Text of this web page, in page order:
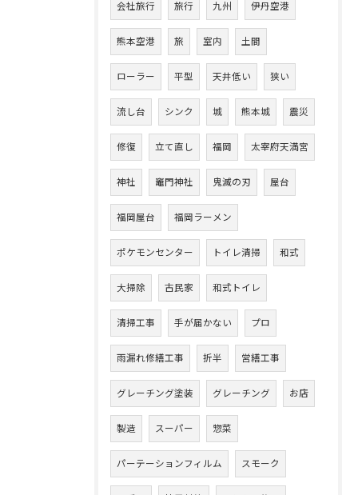
会社旅行 旅行 九州 伊丹空港
熊本空港 旅 室内 土間
ローラー 平型 天井低い 狭い
流し台 シンク 城 熊本城 震災
修復 立て直し 福岡 太宰府天満宮
神社 竈門神社 鬼滅の刃 屋台
福岡屋台 福岡ラーメン
ポケモンセンター トイレ清掃 和式
大掃除 古民家 和式トイレ
清掃工事 手が届かない プロ
雨漏れ修繕工事 折半 営繕工事
グレーチング塗装 グレーチング お店
製造 スーパー 惣菜
パーテーションフィルム スモーク